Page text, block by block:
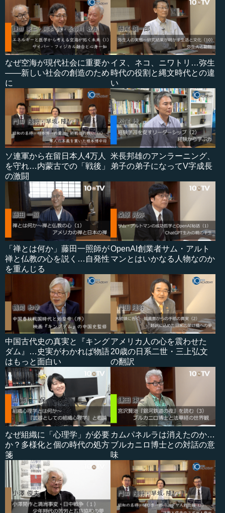
なぜ空海が現代社会に重要か
――新しい社会の創造のため
に
イヌ、ネコ、ニワトリ…弥生
時代の役割と縄文時代との違
い
ソ連軍から在留日本人4万人
を守れ…内蒙古での「戦後」
の激闘
米長邦雄のアンラーニング、
弟子の弟子になってV字成長
「禅とは何か」藤田一照師が
禅と仏教の心を説く…自発性
を重んじる
OpenAI創業者サム・アルト
マンとはいかなる人物なのか
中国古代史の真実と『キング
ダム』…史実がわかれば物語
はもっと面白い
アメリカ人の心を震わせた
20歳の日系二世・三上弘文
の翻訳
なぜ組織に「心理学」が必要
か？多様化と個の時代の処方
箋
カムパネルラは消えたのか…
ブルカニロ博士との対話の意
味